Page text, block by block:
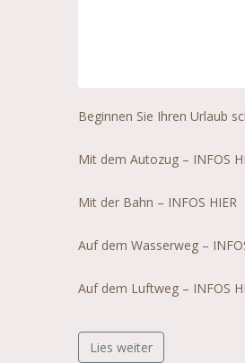
Beginnen Sie Ihren Urlaub
Mit dem Autozug – INFOS
Mit der Bahn – INFOS HIER
Auf dem Wasserweg –
Auf dem Luftweg – INFOS
Lies weiter